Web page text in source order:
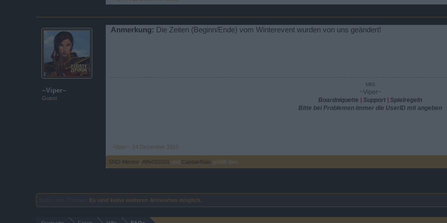
~Viper~
Guest
Anmerkung: Die Zeiten (Beginn/Ende) vom Winterevent wurden von uns geändert!
MfG
~Viper~
Boardniquette | Support | Spielregeln
Bitte bei Problemen immer die UserID mit angeben
~Viper~ 14 Dezember 2015
SND-Mentor Affe010101 und CaptainNaiv gefällt dies.
Es sind keine weiteren Antworten möglich.